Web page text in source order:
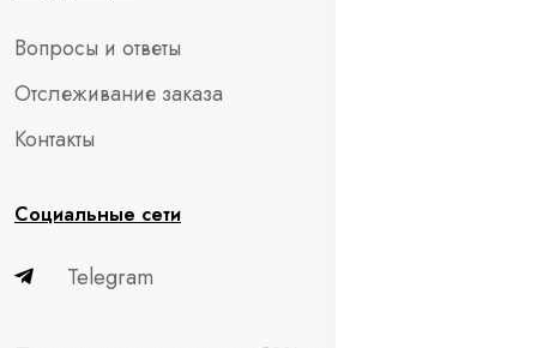
Вопросы и ответы
Отслеживание заказа
Контакты
Социальные сети
Telegram